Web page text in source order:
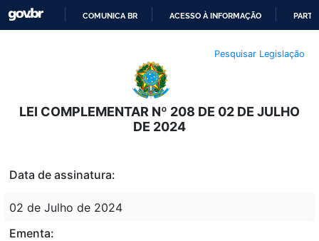
O
CONTEÚDO
COMUNICA BR ACESSO À INFORMAÇÃO
Pesquisar Legislação
LEI COMPLEMENTAR Nº 208 DE 02 DE JULHO
DE 2024
Data de assinatura:
02 de Julho de 2024
Ementa: